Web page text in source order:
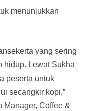
menunjukkan
yang sering
hidup. Lewat Sukha
peserta untuk
secangkir kopi,”
Manager, Coffee &